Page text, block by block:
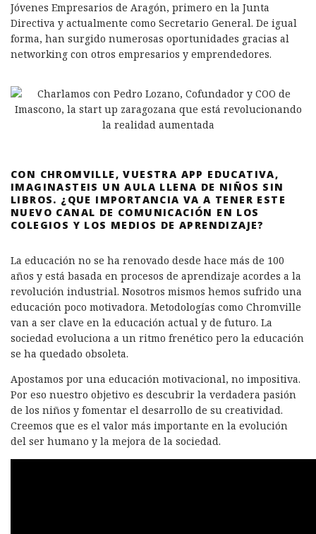
Jóvenes Empresarios de Aragón, primero en la Junta
Directiva y actualmente como Secretario General. De igual
forma, han surgido numerosas oportunidades gracias al
networking con otros empresarios y emprendedores.
CON CHROMVILLE, VUESTRA APP EDUCATIVA,
IMAGINASTEIS UN AULA LLENA DE NIÑOS SIN
LIBROS. ¿QUE IMPORTANCIA VA A TENER ESTE
NUEVO CANAL DE COMUNICACIÓN EN LOS
COLEGIOS Y LOS MEDIOS DE APRENDIZAJE?
La educación no se ha renovado desde hace más de 100
años y está basada en procesos de aprendizaje acordes a la
revolución industrial. Nosotros mismos hemos sufrido una
educación poco motivadora. Metodologías como Chromville
van a ser clave en la educación actual y de futuro. La
sociedad evoluciona a un ritmo frenético pero la educación
se ha quedado obsoleta.
Apostamos por una educación motivacional, no impositiva.
Por eso nuestro objetivo es descubrir la verdadera pasión
de los niños y fomentar el desarrollo de su creatividad.
Creemos que es el valor más importante en la evolución
del ser humano y la mejora de la sociedad.